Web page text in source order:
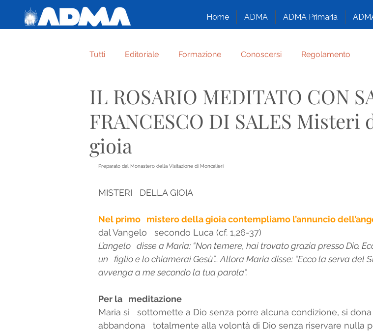
Home ADMA ADMA Primaria
Tutti Editoriale Formazione Conoscersi Regolamento
Cronaca di Famiglia Varie Testimonianze Santi Salesiani
Orientamenti dell'ADMA Santi Preghiera Mensile
IL ROSARIO MEDITATO CON
FRANCESCO DI SALES Misteri
gioia
Preparato dal Monastero della Visitazione di Moncalieri
MISTERI   DELLA GIOIA
Nel primo   mistero della gioia contempliamo l’annuncio
dal Vangelo   secondo Luca (cf. 1,26-37)
L’angelo   disse a Maria: “Non temere, hai trovato grazia presso Dio.
un   figlio e lo chiamerai Gesù”… Allora Maria disse: “Ecco la serva del
avvenga a me secondo la tua parola”.
Per la   meditazione
Maria si   sottomette a Dio senza porre alcuna condizione, si dona
abbandona   totalmente alla volontà di Dio senza riservare nulla